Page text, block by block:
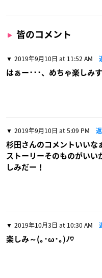
皆のコメント
2019年9月10日 at 11:52 AM
はぁー･･･、めちゃ楽しみす
2019年9月10日 at 5:09 PM
杉田さんのコメントいいな
ストーリーそのものがいい
しみだー！
2019年10月3日 at 10:30 AM
楽しみ～(｡･ω･｡)ﾉ♡